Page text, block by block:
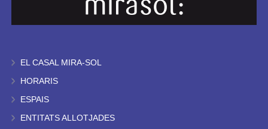
EL CASAL MIRA-SOL
HORARIS
ESPAIS
ENTITATS ALLOTJADES